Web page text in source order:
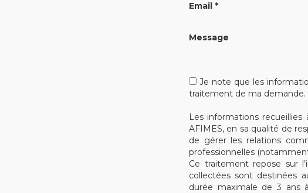
Email *
Message
Je note que les
traitement de ma demande.
Les informations
AFIMES, en sa qualité de
de gérer les relations
professionnelles
Ce traitement repose sur
collectées sont destinées
durée maximale de 3 ans